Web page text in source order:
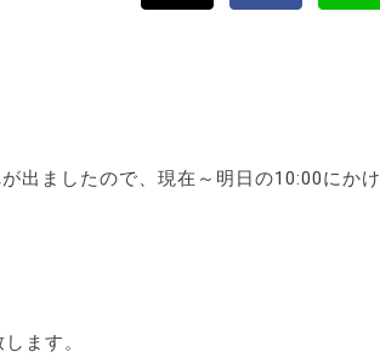
出ましたので、現在～明日の10:00にかけ
ます。